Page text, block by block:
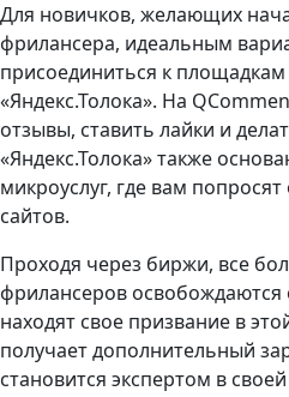
Для новичков, желающих
фрилансера, идеальным
присоединиться к
«Яндекс.Толока». На
отзывы, ставить лайки и
«Яндекс.Толока» также
микроуслуг, где вам
сайтов.
Проходя через биржи, все
фрилансеров
находят свое призвание в
получает дополнительный
становится экспертом в